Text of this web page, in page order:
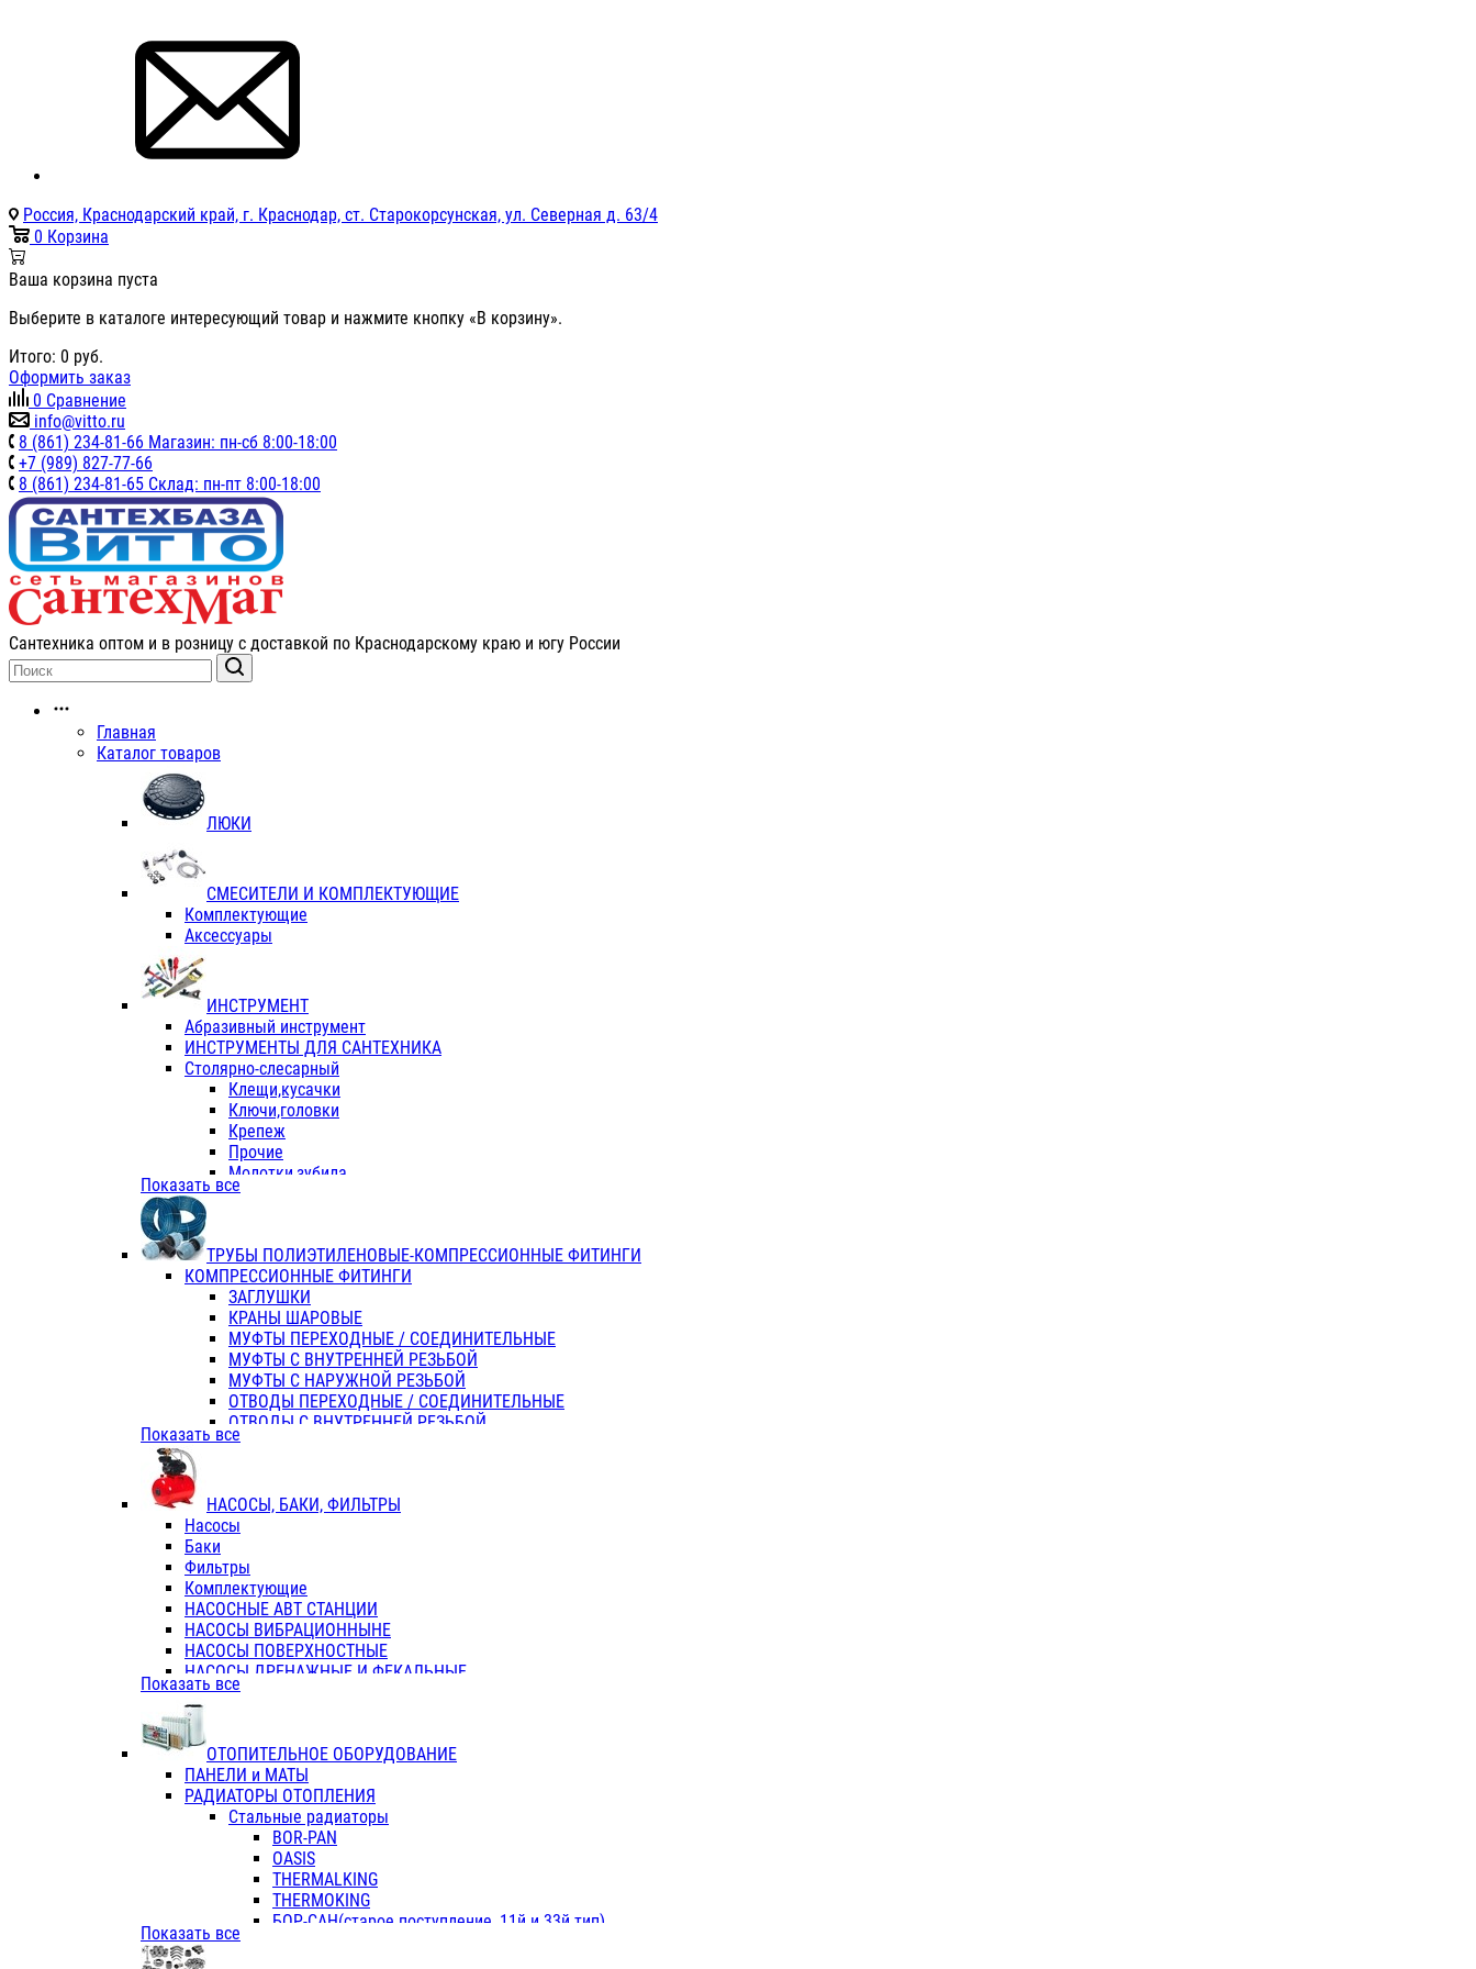
Россия, Краснодарский край, г. Краснодар, ст. Старокорсунская, ул. Северная д. 63/4
0 Корзина
Ваша корзина пуста
Выберите в каталоге интересующий товар и нажмите кнопку «В корзину».
Итого: 0 руб.
Оформить заказ
0 Сравнение
info@vitto.ru
8 (861) 234-81-66 Магазин: пн-сб 8:00-18:00
+7 (989) 827-77-66
8 (861) 234-81-65 Склад: пн-пт 8:00-18:00
Сантехника оптом и в розницу с доставкой по Краснодарскому краю и югу России
Главная
Каталог товаров
ЛЮКИ
СМЕСИТЕЛИ И КОМПЛЕКТУЮЩИЕ
Комплектующие
Аксессуары
ИНСТРУМЕНТ
Абразивный инструмент
ИНСТРУМЕНТЫ ДЛЯ САНТЕХНИКА
Столярно-слесарный
Клещи,кусачки
Ключи,головки
Крепеж
Прочие
Молотки,зубила
Пассатижи,тонкогубцы,утконосы
Отвертки
Хоз. инвентарь
ЭЛ. ИНСТРУМЕНТ OASIS
Показать все
ТРУБЫ ПОЛИЭТИЛЕНОВЫЕ-КОМПРЕССИОННЫЕ ФИТИНГИ
КОМПРЕССИОННЫЕ ФИТИНГИ
ЗАГЛУШКИ
КРАНЫ ШАРОВЫЕ
МУФТЫ ПЕРЕХОДНЫЕ / СОЕДИНИТЕЛЬНЫЕ
МУФТЫ С ВНУТРЕННЕЙ РЕЗЬБОЙ
МУФТЫ С НАРУЖНОЙ РЕЗЬБОЙ
ОТВОДЫ ПЕРЕХОДНЫЕ / СОЕДИНИТЕЛЬНЫЕ
ОТВОДЫ С ВНУТРЕННЕЙ РЕЗЬБОЙ
ОТВОДЫ С НАРУЖНОЙ РЕЗЬБОЙ
ТРОЙНИКИ ПЕРЕХОДНЫЕ / СОЕДИНИТЕЛЬНЫЕ
ТРОЙНИКИ С ВНУТРЕННЕЙ РЕЗЬБОЙ
КОЛЬЦА РЕЗИНОВЫЕ
ТРУБЫ НАПОРНЫЕ
ТРУБЫ ГОФРИРОВАННЫЕ ДВУХСЛ.
ТРУБЫ ПОЛИЭТИЛЕНОВЫЕ
Показать все
НАСОСЫ, БАКИ, ФИЛЬТРЫ
Насосы
Баки
Фильтры
Комплектующие
НАСОСНЫЕ АВТ СТАНЦИИ
НАСОСЫ ВИБРАЦИОННЫНЕ
НАСОСЫ ПОВЕРХНОСТНЫЕ
НАСОСЫ ДРЕНАЖНЫЕ И ФЕКАЛЬНЫЕ
НАСОСЫ ПОВЫСИТ и ЦИРКУЛЯЦИОННЫЕ
НАСОСЫ СКВАЖИННЫЕ
Показать все
ОТОПИТЕЛЬНОЕ ОБОРУДОВАНИЕ
ПАНЕЛИ и МАТЫ
РАДИАТОРЫ ОТОПЛЕНИЯ
Стальные радиаторы
BOR-PAN
OASIS
THERMALKING
THERMOKING
БОР-САН(старое поступление, 11й и 33й тип)
Показать все